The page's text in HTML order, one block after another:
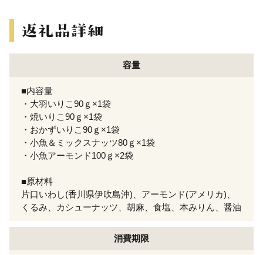
容量
■内容量
・大羽いりこ90ｇ×1袋
・焼いりこ90ｇ×1袋
・おかずいりこ90ｇ×1袋
・小魚＆ミックスナッツ80ｇ×1袋
・小魚アーモンド100ｇ×2袋
■原材料
片口いわし(香川県伊吹島沖)、アーモンド(アメリカ)、
くるみ、カシューナッツ、胡麻、食塩、本みりん、醤油
消費期限